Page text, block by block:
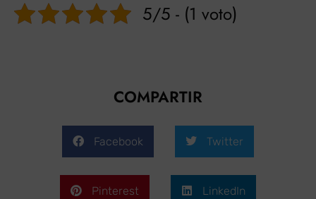
5/5 - (1 voto)
COMPARTIR
Facebook Twitter
Pinterest LinkedIn